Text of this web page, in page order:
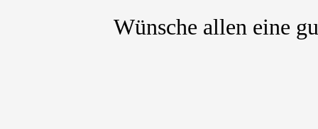
Wünsche allen eine